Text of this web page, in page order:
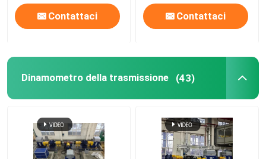
Contattaci Contattaci
Dinamometro della trasmissione (43)